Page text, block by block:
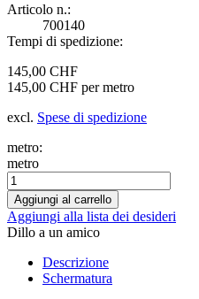
Articolo n.:
700140
Tempi di spedizione:
145,00 CHF
145,00 CHF per metro
excl. Spese di spedizione
metro:
metro
Aggiungi alla lista dei desideri
Dillo a un amico
Descrizione
Schermatura